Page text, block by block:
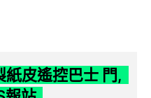
紙皮遙控巴士 門,